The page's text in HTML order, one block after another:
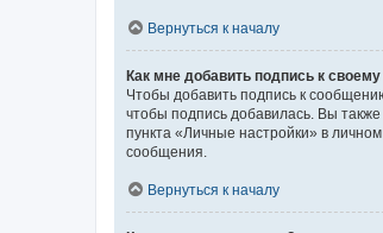
Вернуться к началу
Как мне добавить подпись к
Чтобы добавить подпись к
чтобы подпись добавилась. Вы
пункта «Личные настройки» в
сообщения.
Вернуться к началу